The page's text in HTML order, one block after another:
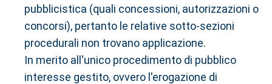
pubblicistica (quali concessioni, autorizzazioni o
concorsi), pertanto le relative sotto-sezioni
procedurali non trovano applicazione.
In merito all'unico procedimento di pubblico
interesse gestito, ovvero l'erogazione di